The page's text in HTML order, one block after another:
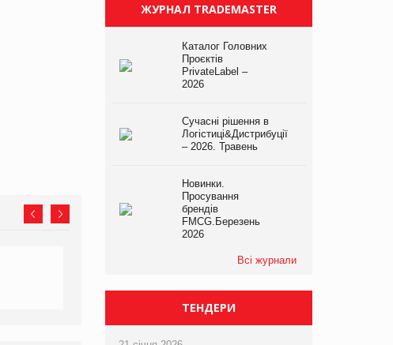
ЖУРНАЛ TRADEMASTER
Каталог Головних
Проєктів
PrivateLabel –
2026
Сучасні рішення в
Логістиці&Дистрибуції
– 2026. Травень
Новинки.
Просування
брендів
FMCG.Березень
2026
Всі журнали
ТЕНДЕРИ